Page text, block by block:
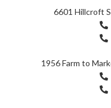
6601 Hillcroft
1956 Farm to